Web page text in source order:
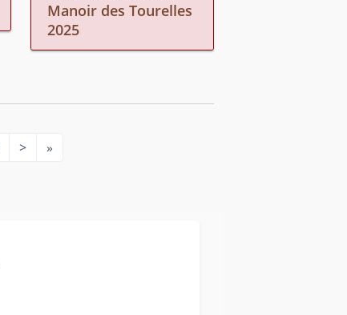
Manoir des Tourelles
2025
> »